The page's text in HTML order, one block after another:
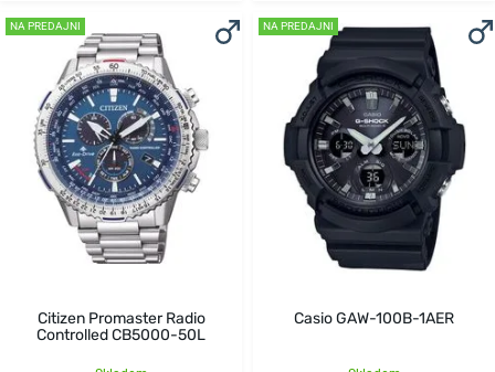
NA PREDAJNI
Citizen Promaster Radio
Controlled CB5000-50L
NA PREDAJNI
Casio GAW-100B-1AER